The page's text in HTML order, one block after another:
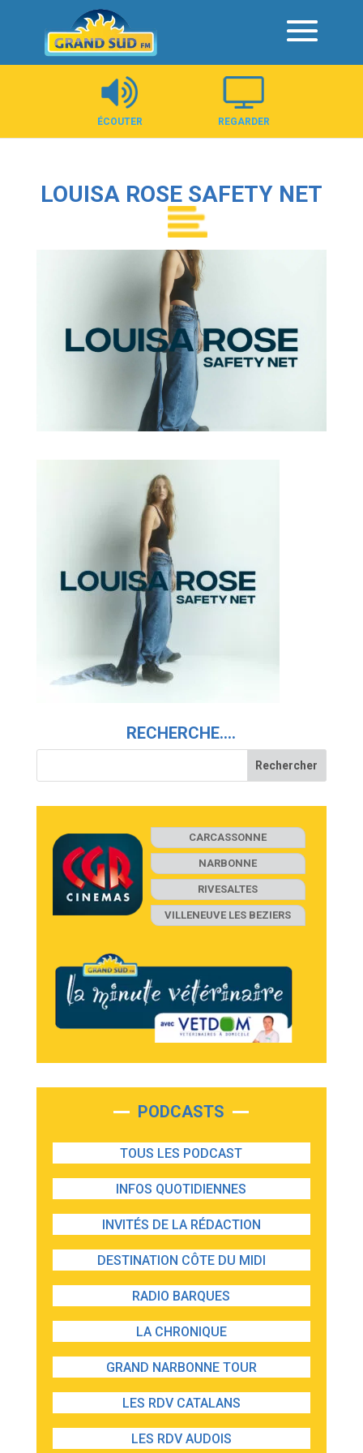
Panneau de gestion des cookies
ÉCOUTER REGARDER
LOUISA ROSE SAFETY NET
RECHERCHE….
CARCASSONNE
NARBONNE
RIVESALTES
VILLENEUVE LES BEZIERS
PODCASTS
TOUS LES PODCAST
INFOS QUOTIDIENNES
INVITÉS DE LA RÉDACTION
DESTINATION CÔTE DU MIDI
RADIO BARQUES
LA CHRONIQUE
GRAND NARBONNE TOUR
LES RDV CATALANS
LES RDV AUDOIS